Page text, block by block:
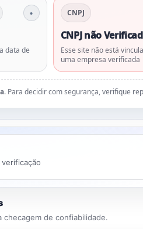
data de
CNPJ
CNPJ não
Esse site não está
uma empresa verificada
. Para decidir com segurança, verifique
checagem de confiabilidade.